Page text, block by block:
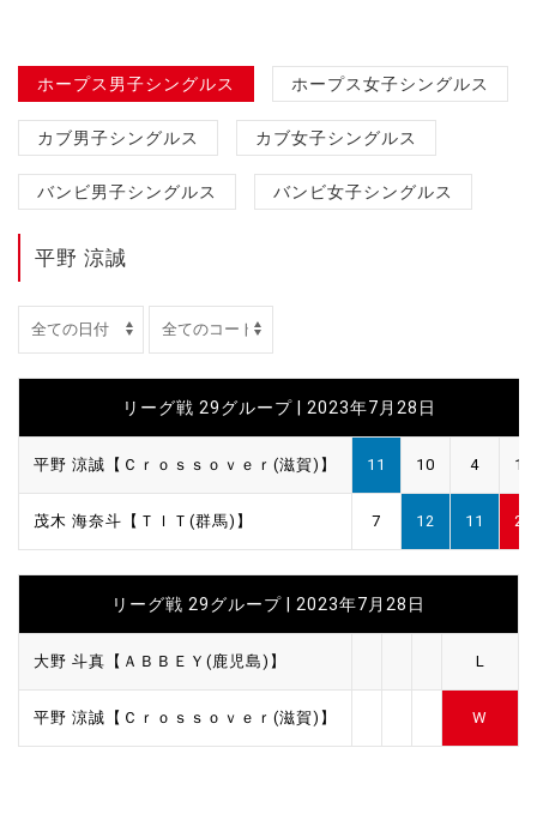
ホープス男子シングルス ホープス女子シングルス
カブ男子シングルス カブ女子シングルス
バンビ男子シングルス バンビ女子シングルス
平野 涼誠
リーグ戦 29グループ | 2023年7月28日
平野 涼誠【Ｃｒｏｓｓｏｖｅｒ(滋賀)】 11 10 4 1
茂木 海奈斗【ＴＩＴ(群馬)】 7 12 11 2
リーグ戦 29グループ | 2023年7月28日
大野 斗真【ＡＢＢＥＹ(鹿児島)】 L
平野 涼誠【Ｃｒｏｓｓｏｖｅｒ(滋賀)】 W